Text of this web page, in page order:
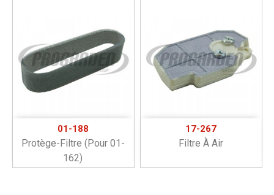
01-188
Protège-Filtre (pour 01-
162)
17-267
Filtre À Air